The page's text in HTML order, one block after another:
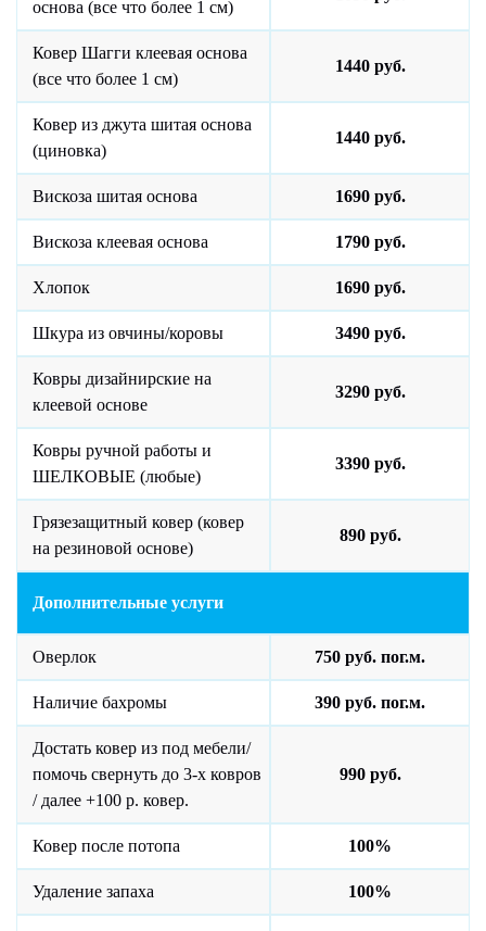
основа (все что более 1 см)
Ковер Шагги клеевая основа
(все что более 1 см)
1440 руб.
Ковер из джута шитая основа
(циновка)
1440 руб.
Вискоза шитая основа 1690 руб.
Вискоза клеевая основа 1790 руб.
Хлопок 1690 руб.
Шкура из овчины/коровы 3490 руб.
Ковры дизайнирские на
клеевой основе
3290 руб.
Ковры ручной работы и
ШЕЛКОВЫЕ (любые)
3390 руб.
Грязезащитный ковер (ковер
на резиновой основе)
890 руб.
Дополнительные услуги
Оверлок 750 руб. пог.м.
Наличие бахромы 390 руб. пог.м.
Достать ковер из под мебели/
помочь свернуть до 3-х ковров
/ далее +100 р. ковер.
990 руб.
Ковер после потопа 100%
Удаление запаха 100%